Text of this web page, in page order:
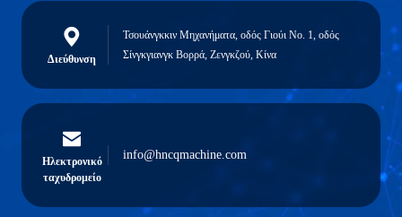
Διεύθυνση
Τσουάνγκκιν Μηχανήματα, οδός Γιούι Νο. 1, οδός
Σίνγκγιανγκ Βορρά, Ζενγκζού, Κίνα
Ηλεκτρονικό
ταχυδρομείο
info@hncqmachine.com